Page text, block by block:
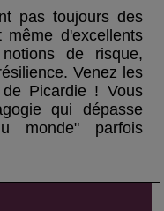
pas toujours des
même d'excellents
de risque,
Venez les
Picardie ! Vous
qui dépasse
monde" parfois